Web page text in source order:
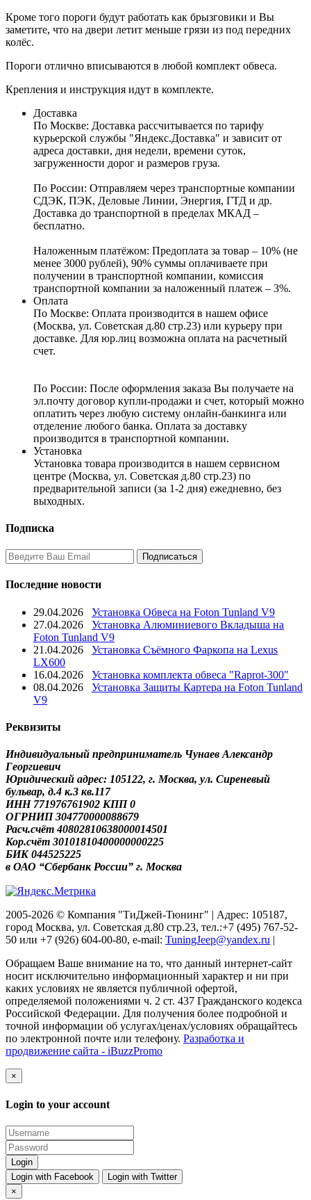
Кроме того пороги будут работать как брызговики и Вы
заметите, что на двери летит меньше грязи из под передних
колёс.
Пороги отлично вписываются в любой комплект обвеса.
Крепления и инструкция идут в комплекте.
Доставка
По Москве: Доставка рассчитывается по тарифу
курьерской службы "Яндекс.Доставка" и зависит от
адреса доставки, дня недели, времени суток,
загруженности дорог и размеров груза.
По России: Отправляем через транспортные компании
СДЭК, ПЭК, Деловые Линии, Энергия, ГТД и др.
Доставка до транспортной в пределах МКАД –
бесплатно.
Наложенным платёжом: Предоплата за товар – 10% (не
менее 3000 рублей), 90% суммы оплачиваете при
получении в транспортной компании, комиссия
транспортной компании за наложенный платеж – 3%.
Оплата
По Москве: Оплата производится в нашем офисе
(Москва, ул. Советская д.80 стр.23) или курьеру при
доставке. Для юр.лиц возможна оплата на расчетный
счет.
По России: После оформления заказа Вы получаете на
эл.почту договор купли-продажи и счет, который можно
оплатить через любую систему онлайн-банкинга или
отделение любого банка. Оплата за доставку
производится в транспортной компании.
Установка
Установка товара производится в нашем сервисном
центре (Москва, ул. Советская д.80 стр.23) по
предварительной записи (за 1-2 дня) ежедневно, без
выходных.
Подписка
Последние новости
29.04.2026
Установка Обвеса на Foton Tunland V9
27.04.2026
Установка Алюминиевого Вкладыша на
Foton Tunland V9
21.04.2026
Установка Съёмного Фаркопа на Lexus
LX600
16.04.2026
Установка комплекта обвеса "Raprot-300"
08.04.2026
Установка Защиты Картера на Foton Tunland
V9
Реквизиты
Индивидуальный предприниматель Чунаев Александр
Георгиевич
Юридический адрес: 105122, г. Москва, ул. Сиреневый
бульвар, д.4 к.3 кв.117
ИНН 771976761902 КПП 0
ОГРНИП 304770000088679
Расч.счёт 40802810638000014501
Кор.счёт 30101810400000000225
БИК 044525225
в ОАО “Сбербанк России” г. Москва
2005-2026 © Компания "ТиДжей-Тюнинг" | Адрес: 105187,
город Москва, ул. Советская д.80 стр.23, тел.:+7 (495) 767-52-
50 или +7 (926) 604-00-80, e-mail: TuningJeep@yandex.ru |
Обращаем Ваше внимание на то, что данный интернет-сайт
носит исключительно информационный характер и ни при
каких условиях не является публичной офертой,
определяемой положениями ч. 2 ст. 437 Гражданского кодекса
Российской Федерации. Для получения более подробной и
точной информации об услугах/ценах/условиях обращайтесь
по электронной почте или телефону. Разработка и
продвижение сайта - iBuzzPromo
×
Login to your account
Login with Facebook
Login with Twitter
×